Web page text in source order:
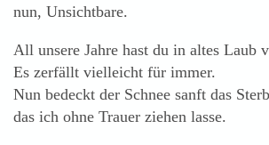
nun, Unsichtbare.
All unsere Jahre hast du in altes Laub
Es zerfällt vielleicht für immer.
Nun bedeckt der Schnee sanft das
das ich ohne Trauer ziehen lasse.